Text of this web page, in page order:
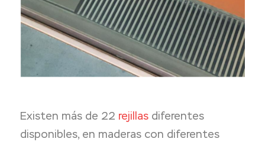
Existen más de 22 rejillasdiferentes
disponibles, en maderas con diferentes